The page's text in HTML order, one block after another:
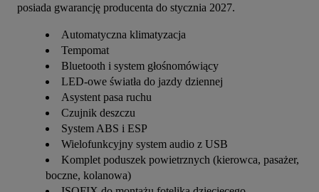
posiada gwarancję producenta do stycznia 2027.
Automatyczna klimatyzacja
Tempomat
Bluetooth i system głośnomówiący
LED-owe światła do jazdy dziennej
Asystent pasa ruchu
Czujnik deszczu
System ABS i ESP
Wielofunkcyjny system audio z USB
Komplet poduszek powietrznych (kierowca, pasażer,
boczne, kolanowa)